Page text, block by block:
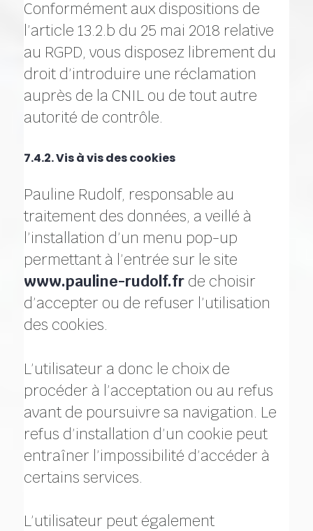
Conformément aux dispositions de
l’article 13.2.b du 25 mai 2018 relative
au RGPD, vous disposez librement du
droit d’introduire une réclamation
auprès de la CNIL ou de tout autre
autorité de contrôle.
7.4.2. Vis à vis des cookies
Pauline Rudolf, responsable au
traitement des données, a veillé à
l’installation d’un menu pop-up
permettant à l’entrée sur le site
www.pauline-rudolf.fr de choisir
d’accepter ou de refuser l’utilisation
des cookies.
L’utilisateur a donc le choix de
procéder à l’acceptation ou au refus
avant de poursuivre sa navigation. Le
refus d’installation d’un cookie peut
entraîner l’impossibilité d’accéder à
certains services.
L’utilisateur peut également